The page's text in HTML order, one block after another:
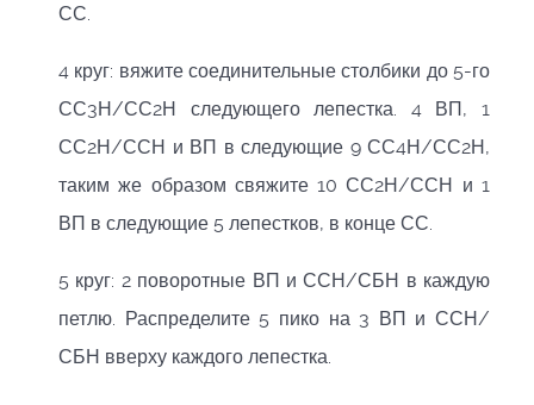
СС.
4 круг: вяжите соединительные столбики до 5-го
СС3Н/СС2Н следующего лепестка. 4 ВП, 1
СС2Н/ССН и ВП в следующие 9 СС4Н/СС2Н,
таким же образом свяжите 10 СС2Н/ССН и 1
ВП в следующие 5 лепестков, в конце СС.
5 круг: 2 поворотные ВП и ССН/СБН в каждую
петлю. Распределите 5 пико на 3 ВП и ССН/
СБН вверху каждого лепестка.